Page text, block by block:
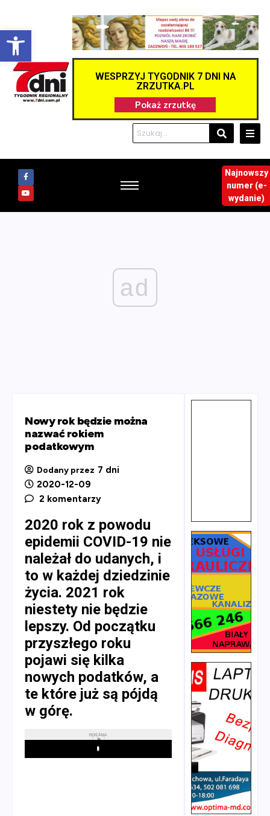
Otwórz pasek narzędzi
WESPRZYJ TYGODNIK 7 DNI NA
ZRZUTKA.PL
Najnowszy
numer (e-
wydanie)
ad
Nowy rok będzie można
nazwać rokiem
podatkowym
Dodany przez 7 dni
2020-12-09
2 komentarzy
2020 rok z powodu
epidemii COVID-19 nie
należał do udanych, i
to w każdej dziedzinie
życia. 2021 rok
niestety nie będzie
lepszy. Od początku
przyszłego roku
pojawi się kilka
nowych podatków, a
te które już są pójdą
w górę.
REKLAMA
Play